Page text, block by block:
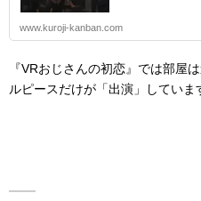
www.kuroji-kanban.com
『VRおじさんの初恋』では部屋
ルピースだけが「出演」していま